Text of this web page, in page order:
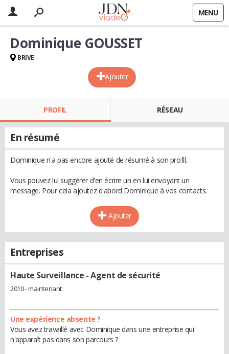
MENU
Ajouter
Dominique GOUSSET
BRIVE
PROFIL RÉSEAU
En résumé
Dominique n'a pas encore ajouté de résumé à son profil.
Vous pouvez lui suggérer d'en écrire un en lui envoyant un
message. Pour cela ajoutez d'abord Dominique à vos contacts.
Ajouter
Entreprises
Haute Surveillance - Agent de sécurité
2010 - maintenant
Une expérience absente ?
Vous avez travaillé avec Dominique dans une entreprise qui
n'apparaît pas dans son parcours ?